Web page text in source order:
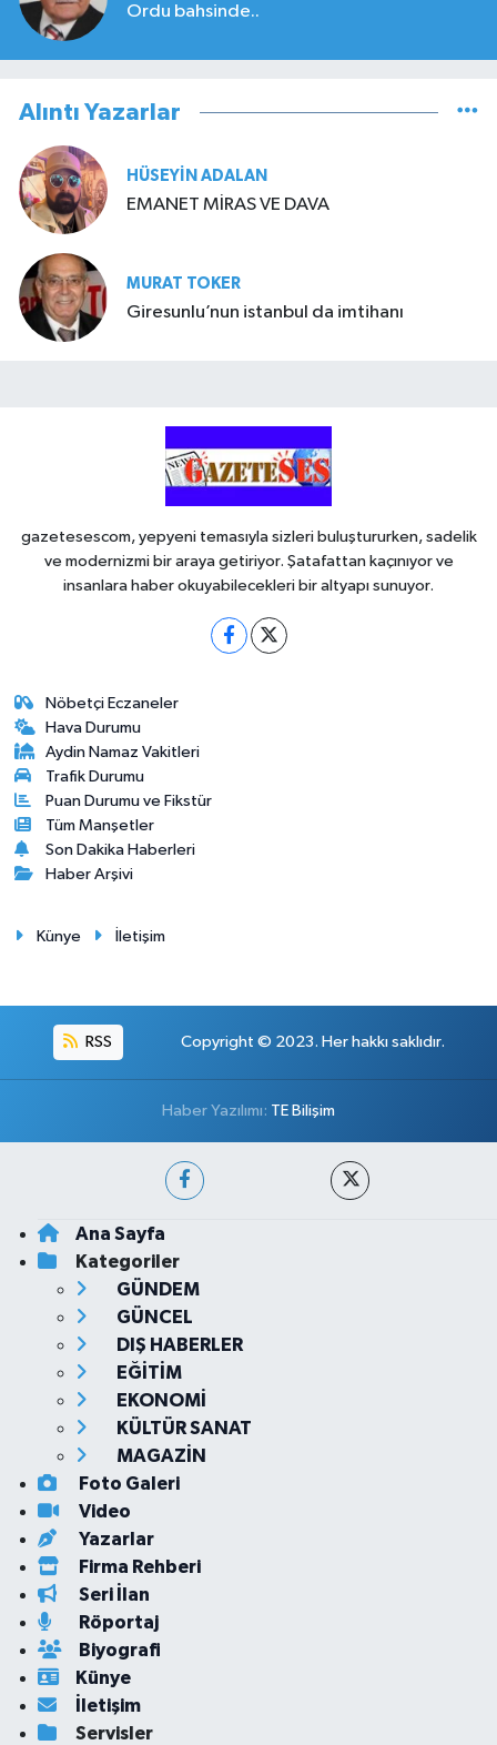
Ordu bahsinde..
Alıntı Yazarlar
HÜSEYIN ADALAN
EMANET MİRAS VE DAVA
MURAT TOKER
Giresunlu’nun istanbul da imtihanı
gazetesescom, yepyeni temasıyla sizleri buluştururken, sadelik
ve modernizmi bir araya getiriyor. Şatafattan kaçınıyor ve
insanlara haber okuyabilecekleri bir altyapı sunuyor.
Nöbetçi Eczaneler
Hava Durumu
Aydin Namaz Vakitleri
Trafik Durumu
Puan Durumu ve Fikstür
Tüm Manşetler
Son Dakika Haberleri
Haber Arşivi
Künye İletişim
RSS Copyright © 2023. Her hakkı saklıdır.
Haber Yazılımı: TE Bilişim
Ana Sayfa
Kategoriler
GÜNDEM
GÜNCEL
DIŞ HABERLER
EĞİTİM
EKONOMİ
KÜLTÜR SANAT
MAGAZİN
Foto Galeri
Video
Yazarlar
Firma Rehberi
Seri İlan
Röportaj
Biyografi
Künye
İletişim
Servisler